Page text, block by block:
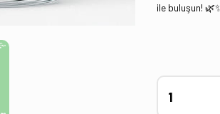
ile buluşun!